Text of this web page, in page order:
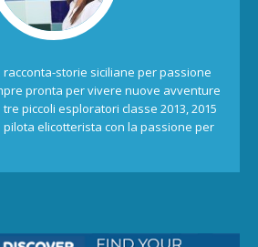
racconta-storie siciliane per passione
pronta per vivere nuove avventure
piccoli esploratori classe 2013, 2015
pilota elicotterista con la passione per